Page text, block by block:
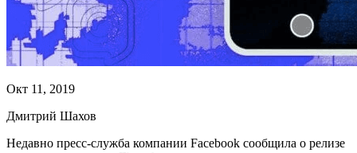
Окт 11, 2019
Дмитрий Шахов
Недавно пресс-служба компании Facebook сообщила о релизе